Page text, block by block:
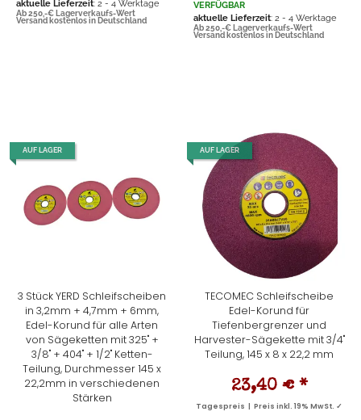
aktuelle Lieferzeit: 2 - 4 Werktage
Ab 250,-€ Lagerverkaufs-Wert
Versand kostenlos in Deutschland
VERFÜGBAR
aktuelle Lieferzeit: 2 - 4 Werktage
Ab 250,-€ Lagerverkaufs-Wert
Versand kostenlos in Deutschland
AUF LAGER
3 Stück YERD Schleifscheiben
in 3,2mm + 4,7mm + 6mm,
Edel-Korund für alle Arten
von Sägeketten mit 325" +
3/8" + 404" + 1/2" Ketten-
Teilung, Durchmesser 145 x
22,2mm in verschiedenen
Stärken
AUF LAGER
TECOMEC Schleifscheibe
Edel-Korund für
Tiefenbergrenzer und
Harvester-Sägekette mit 3/4"
Teilung, 145 x 8 x 22,2 mm
23,40 € *
Tagespreis | Preis inkl. 19% MwSt. ✓